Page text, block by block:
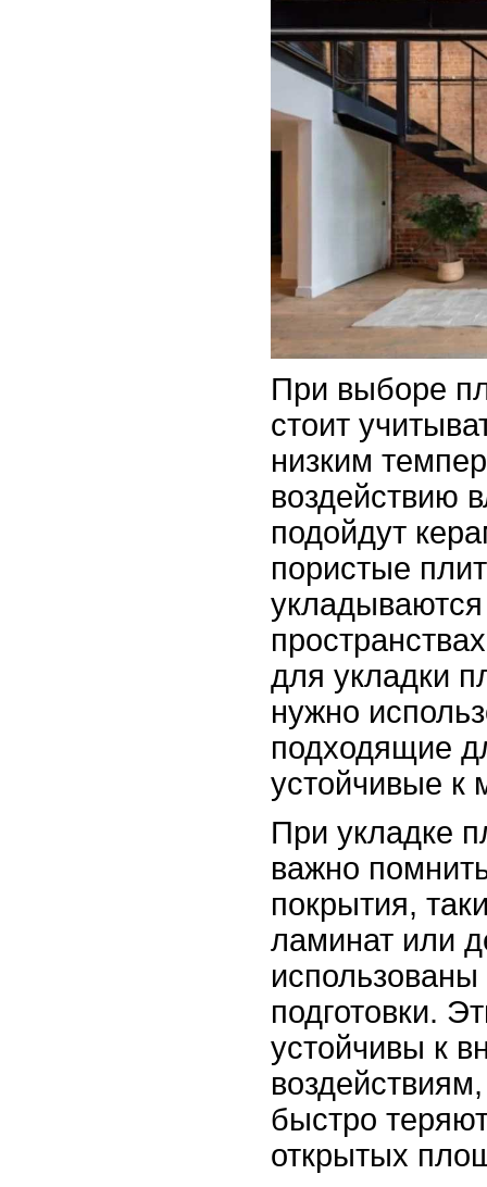
При выборе
стоит
низким
воздействию
подойдут
пористые
для укладки
нужно
подходящие
устойчивые к
При укладке
важно
покрытия,
ламинат или
подготовки.
устойчивы к
быстро
открытых